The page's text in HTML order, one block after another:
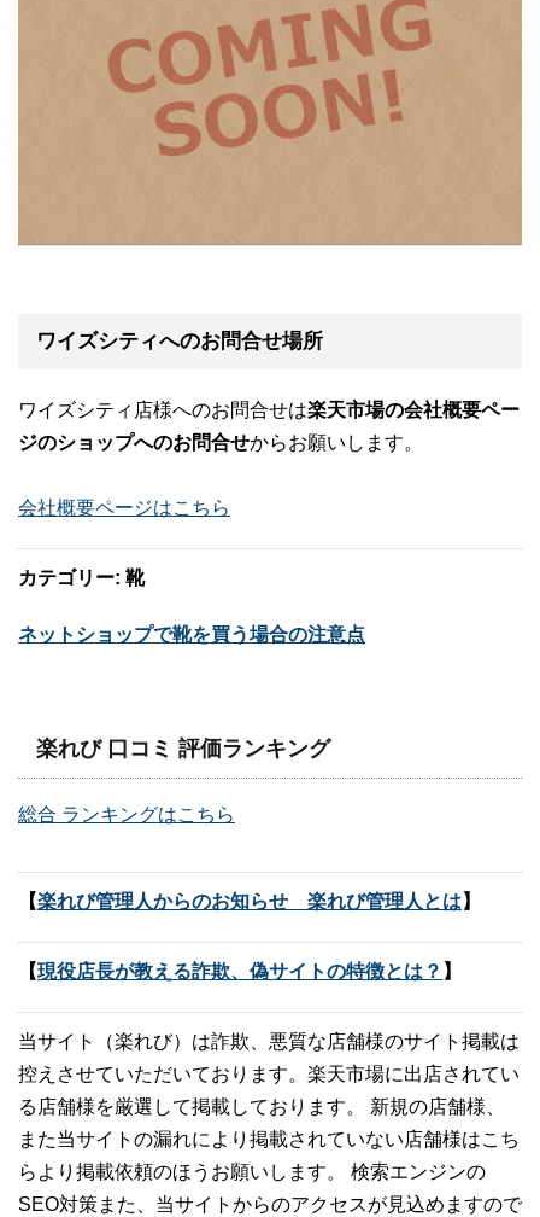
ワイズシティへのお問合せ場所
ワイズシティ店様へのお問合せは楽天市場の会社概要ペー
ジのショップへのお問合せからお願いします。
会社概要ページはこちら
カテゴリー: 靴
ネットショップで靴を買う場合の注意点
楽れび 口コミ 評価ランキング
総合 ランキングはこちら
【楽れび管理人からのお知らせ 楽れび管理人とは 】
【現役店長が教える詐欺、偽サイトの特徴とは？ 】
当サイト（楽れび）は詐欺、悪質な店舗様のサイト掲載は
控えさせていただいております。楽天市場に出店されてい
る店舗様を厳選して掲載しております。 新規の店舗様、
また当サイトの漏れにより掲載されていない店舗様はこち
らより掲載依頼のほうお願いします。 検索エンジンの
SEO対策また、当サイトからのアクセスが見込めますので